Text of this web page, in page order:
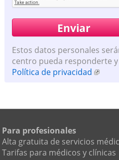
Estos datos personales
centro pueda responderte
Política de privacidad
Para profesionales
Alta gratuita de servicios
Tarifas para médicos y clínicas